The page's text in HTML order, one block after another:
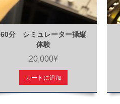
60分 シミュレーター操縦
体験
20,000¥
カートに追加